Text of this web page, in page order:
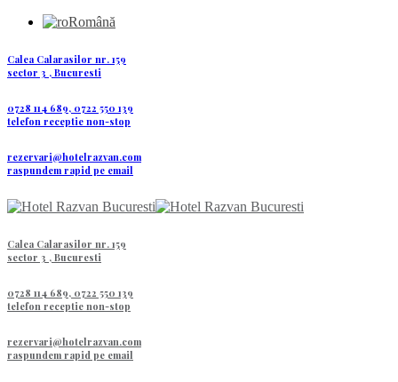
Română
Calea Calarasilor nr. 159
sector 3 , Bucuresti
0728 114 689, 0722 550 139
telefon receptie non-stop
rezervari@hotelrazvan.com
raspundem rapid pe email
Calea Calarasilor nr. 159
sector 3 , Bucuresti
0728 114 689, 0722 550 139
telefon receptie non-stop
rezervari@hotelrazvan.com
raspundem rapid pe email